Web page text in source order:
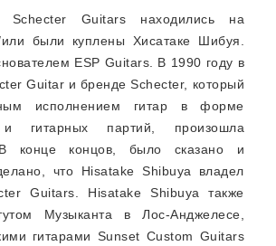
Guitars находились на
или были куплены Хисатаке Шибуя.
ESP Guitars. В 1990 году в
Guitar и бренде Schecter, который
исполнением гитар в форме
и гитарных партий, произошла
В конце концов, было сказано и
что Hisatake Shibuya владел
Guitars. Hisatake Shibuya также
Музыканта в Лос-Анджелесе,
гитарами Sunset Custom Guitars